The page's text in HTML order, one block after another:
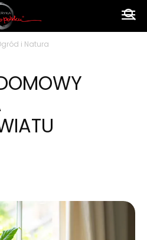
i Natura